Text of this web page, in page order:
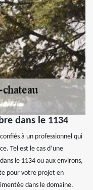
dans le 1134
à un professionnel qui
Tel est le cas d’une
le 1134 ou aux environs,
pour votre projet en
dans le domaine.